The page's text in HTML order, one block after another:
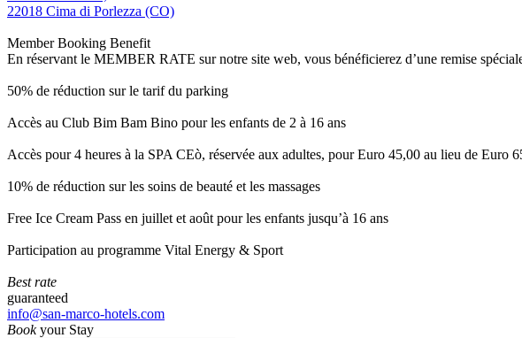
22018 Cima di Porlezza (CO)
Member Booking Benefit
En réservant le MEMBER RATE sur notre site web, vous bénéficierez d’une remise
50% de réduction sur le tarif du parking
Accès au Club Bim Bam Bino pour les enfants de 2 à 16 ans
Accès pour 4 heures à la SPA CEò, réservée aux adultes, pour Euro 45,00 au lieu de Euro
10% de réduction sur les soins de beauté et les massages
Free Ice Cream Pass en juillet et août pour les enfants jusqu’à 16 ans
Participation au programme Vital Energy & Sport
Best rate
guaranteed
info@san-marco-hotels.com
Bookyour Stay